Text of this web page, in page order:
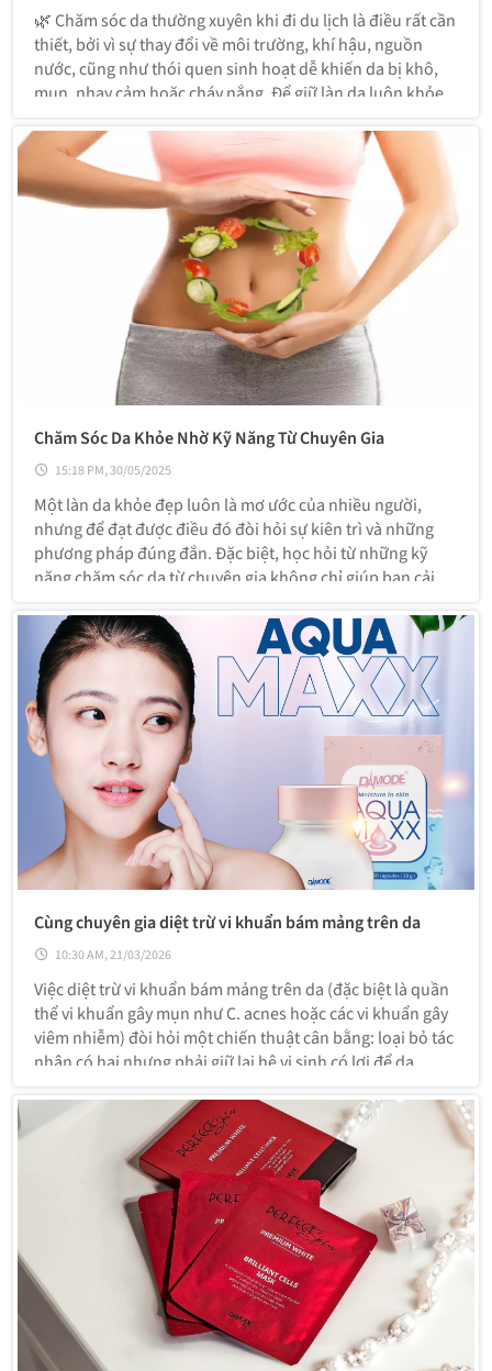
🌿 Chăm sóc da thường xuyên khi đi du lịch là điều rất cần
thiết, bởi vì sự thay đổi về môi trường, khí hậu, nguồn
nước, cũng như thói quen sinh hoạt dễ khiến da bị khô,
mụn, nhạy cảm hoặc cháy nắng. Để giữ làn da luôn khỏe
Chăm Sóc Da Khỏe Nhờ Kỹ Năng Từ Chuyên Gia
15:18 PM, 30/05/2025
Một làn da khỏe đẹp luôn là mơ ước của nhiều người,
nhưng để đạt được điều đó đòi hỏi sự kiên trì và những
phương pháp đúng đắn. Đặc biệt, học hỏi từ những kỹ
năng chăm sóc da từ chuyên gia không chỉ giúp bạn cải
chuyên gia chăm sóc da
Cùng chuyên gia diệt trừ vi khuẩn bám mảng trên da
10:30 AM, 21/03/2026
Việc diệt trừ vi khuẩn bám mảng trên da (đặc biệt là quần
thể vi khuẩn gây mụn như C. acnes hoặc các vi khuẩn gây
viêm nhiễm) đòi hỏi một chiến thuật cân bằng: loại bỏ tác
nhân có hại nhưng phải giữ lại hệ vi sinh có lợi để da